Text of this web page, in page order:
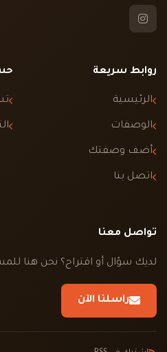
روابط سريعة
الرئيسية
الوصفات
أضف وصفتك
اتصل بنا
تواصل معنا
لديك سؤال أو اقتراح؟ نحن هنا
راسلنا الآن